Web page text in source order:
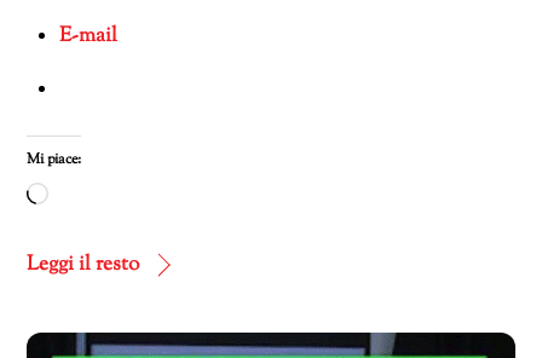
E-mail
Mi piace:
Caricamento
corso…
Leggi il resto